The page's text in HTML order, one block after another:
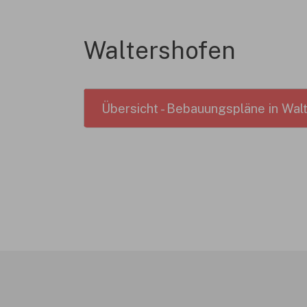
Waltershofen
Übersicht - Bebauungspläne in